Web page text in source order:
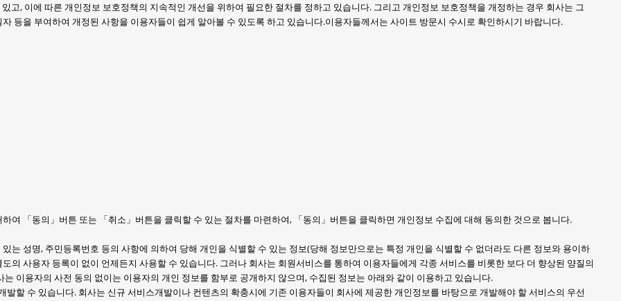
고, 이에 따른 개인정보 보호정책의 지속적인 개선을 위하여 필요한 절차를 정하고 있습니다. 그리고 개인정보 보호정책을 개정하는 경우 회사는 그
등을 부여하여 개정된 사항을 이용자들이 쉽게 알아볼 수 있도록 하고 있습니다.이용자들께서는 사이트 방문시 수시로 확인하시기 바랍니다.
여 「동의」버튼 또는 「취소」버튼을 클릭할 수 있는 절차를 마련하여, 「동의」버튼을 클릭하면 개인정보 수집에 대해 동의한 것으로 봅니다.
는 성명, 주민등록번호 등의 사항에 의하여 당해 개인을 식별할 수 있는 정보(당해 정보만으로는 특정 개인을 식별할 수 없더라도 다른 정보와 용이하
의 사용자 등록이 없이 언제든지 사용할 수 있습니다. 그러나 회사는 회원서비스를 통하여 이용자들에게 각종 서비스를 비롯한 보다 더 향상된 양질의
이용자의 사전 동의 없이는 이용자의 개인 정보를 함부로 공개하지 않으며, 수집된 정보는 아래와 같이 이용하고 있습니다.
할 수 있습니다. 회사는 신규 서비스개발이나 컨텐츠의 확충시에 기존 이용자들이 회사에 제공한 개인정보를 바탕으로 개발해야 할 서비스의 우선